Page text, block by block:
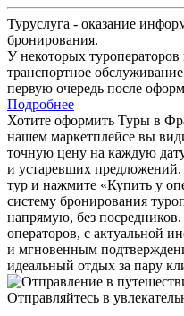
Туруслуга - оказание
бронирования.
У некоторых туроператоров
транспортное
первую очередь после
Подробнее
Хотите оформить Туры в
нашем маркетплейсе вы
точную цену на каждую
и устаревших
тур и нажмите «Купить у
систему бронирования
напрямую, без
операторов, с актуальной
и мгновенным
идеальный отдых за пару
Отправляйтесь в